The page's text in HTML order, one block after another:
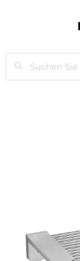
Suchen